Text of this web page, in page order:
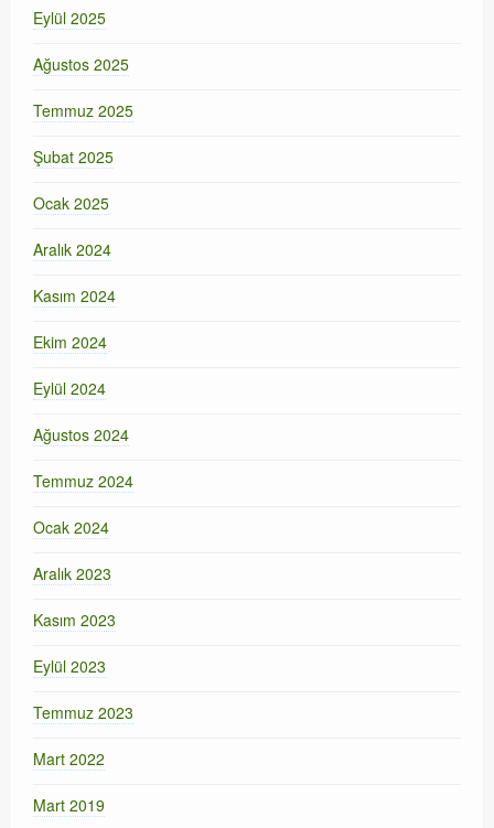
Eylül 2025
Ağustos 2025
Temmuz 2025
Şubat 2025
Ocak 2025
Aralık 2024
Kasım 2024
Ekim 2024
Eylül 2024
Ağustos 2024
Temmuz 2024
Ocak 2024
Aralık 2023
Kasım 2023
Eylül 2023
Temmuz 2023
Mart 2022
Mart 2019